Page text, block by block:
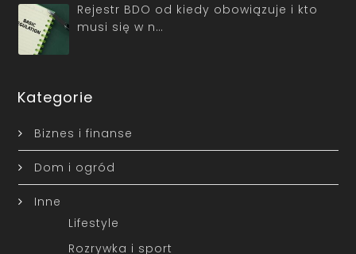
Rejestr BDO od kiedy obowiązuje i kto
musi się w n…
Kategorie
Biznes i finanse
Dom i ogród
Inne
Lifestyle
Rozrywka i sport